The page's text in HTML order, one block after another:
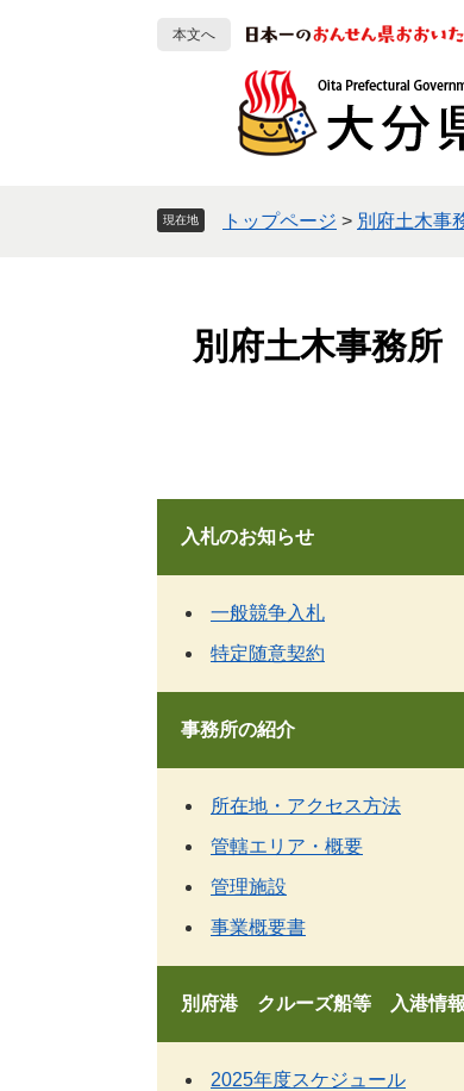
本文へ
現在地 トップページ > 別府土木事
別府土木事務所
入札のお知らせ
一般競争入札
特定随意契約
事務所の紹介
所在地・アクセス方法
管轄エリア・概要
管理施設
事業概要書
別府港 クルーズ船等 入港情報
2025年度スケジュール